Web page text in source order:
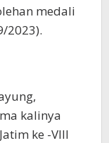
medali
2023).
kalinya
ke -VIII